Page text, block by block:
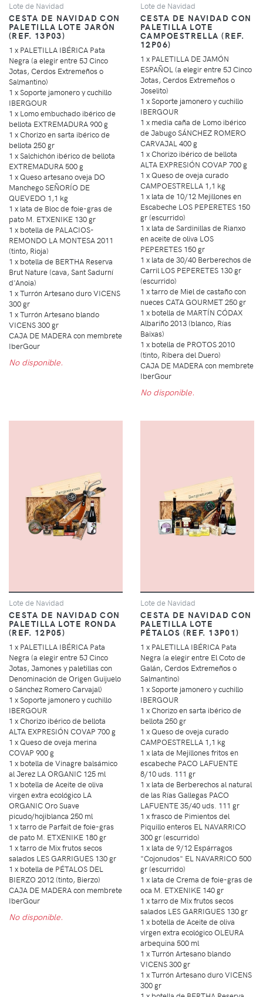
Lote de Navidad
CESTA DE NAVIDAD CON
PALETILLA LOTE JARÓN
(REF. 13P03)
1 x PALETILLA IBÉRICA Pata
Negra (a elegir entre 5J Cinco
Jotas, Cerdos Extremeños o
Salmantino)
1 x Soporte jamonero y cuchillo
IBERGOUR
1 x Lomo embuchado ibérico de
bellota EXTREMADURA 900 g
1 x Chorizo en sarta ibérico de
bellota 250 gr
1 x Salchichón ibérico de bellota
EXTREMADURA 500 g
1 x Queso artesano oveja DO
Manchego SEÑORÍO DE
QUEVEDO 1,1 kg
1 x lata de Bloc de foie-gras de
pato M. ETXENIKE 130 gr
1 x botella de PALACIOS-
REMONDO LA MONTESA 2011
(tinto, Rioja)
1 x botella de BERTHA Reserva
Brut Nature (cava, Sant Sadurní
d'Anoia)
1 x Turrón Artesano duro VICENS
300 gr
1 x Turrón Artesano blando
VICENS 300 gr
CAJA DE MADERA con membrete
IberGour
No disponible.
Lote de Navidad
CESTA DE NAVIDAD CON
PALETILLA LOTE
CAMPOESTRELLA (REF.
12P06)
1 x PALETILLA DE JAMÓN
ESPAÑOL (a elegir entre 5J Cinco
Jotas, Cerdos Extremeños o
Joselito)
1 x Soporte jamonero y cuchillo
IBERGOUR
1 x media caña de Lomo ibérico
de Jabugo SÁNCHEZ ROMERO
CARVAJAL 400 g
1 x Chorizo ibérico de bellota
ALTA EXPRESIÓN COVAP 700 g
1 x Queso de oveja curado
CAMPOESTRELLA 1,1 kg
1 x lata de 10/12 Mejillones en
Escabeche LOS PEPERETES 150
gr (escurrido)
1 x lata de Sardinillas de Rianxo
en aceite de oliva LOS
PEPERETES 150 gr
1 x lata de 30/40 Berberechos de
Carril LOS PEPERETES 130 gr
(escurrido)
1 x tarro de Miel de castaño con
nueces CATA GOURMET 250 gr
1 x botella de MARTÍN CÓDAX
Albariño 2013 (blanco, Rías
Baixas)
1 x botella de PROTOS 2010
(tinto, Ribera del Duero)
CAJA DE MADERA con membrete
IberGour
No disponible.
Lote de Navidad
CESTA DE NAVIDAD CON
PALETILLA LOTE RONDA
(REF. 12P05)
1 x PALETILLA IBÉRICA Pata
Negra (a elegir entre 5J Cinco
Jotas, Jamones y paletillas con
Denominación de Origen Guijuelo
o Sánchez Romero Carvajal)
1 x Soporte jamonero y cuchillo
IBERGOUR
1 x Chorizo ibérico de bellota
ALTA EXPRESIÓN COVAP 700 g
1 x Queso de oveja merina
COVAP 900 g
1 x botella de Vinagre balsámico
al Jerez LA ORGANIC 125 ml
1 x botella de Aceite de oliva
virgen extra ecológico LA
ORGANIC Oro Suave
picudo/hojiblanca 250 ml
1 x tarro de Parfait de foie-gras
de pato M. ETXENIKE 180 gr
1 x tarro de Mix frutos secos
salados LES GARRIGUES 130 gr
1 x botella de PÉTALOS DEL
BIERZO 2012 (tinto, Bierzo)
CAJA DE MADERA con membrete
IberGour
No disponible.
Lote de Navidad
CESTA DE NAVIDAD CON
PALETILLA LOTE
PÉTALOS (REF. 13P01)
1 x PALETILLA IBÉRICA Pata
Negra (a elegir entre El Coto de
Galán, Cerdos Extremeños o
Salmantino)
1 x Soporte jamonero y cuchillo
IBERGOUR
1 x Chorizo en sarta ibérico de
bellota 250 gr
1 x Queso de oveja curado
CAMPOESTRELLA 1,1 kg
1 x lata de Mejillones fritos en
escabeche PACO LAFUENTE
8/10 uds. 111 gr
1 x lata de Berberechos al natural
de las Rías Gallegas PACO
LAFUENTE 35/40 uds. 111 gr
1 x frasco de Pimientos del
Piquillo enteros EL NAVARRICO
300 gr (escurrido)
1 x lata de 9/12 Espárragos
"Cojonudos" EL NAVARRICO 500
gr (escurrido)
1 x lata de Crema de foie-gras de
oca M. ETXENIKE 140 gr
1 x tarro de Mix frutos secos
salados LES GARRIGUES 130 gr
1 x botella de Aceite de oliva
virgen extra ecológico OLEURA
arbequina 500 ml
1 x Turrón Artesano blando
VICENS 300 gr
1 x Turrón Artesano duro VICENS
300 gr